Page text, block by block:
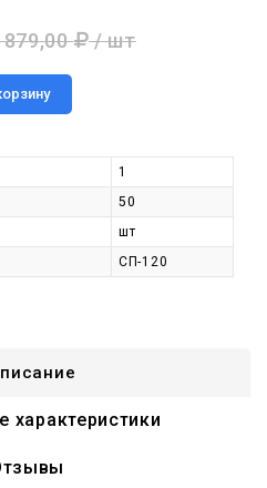
879,00 / шт
1
50
шт
СП-120
характеристики